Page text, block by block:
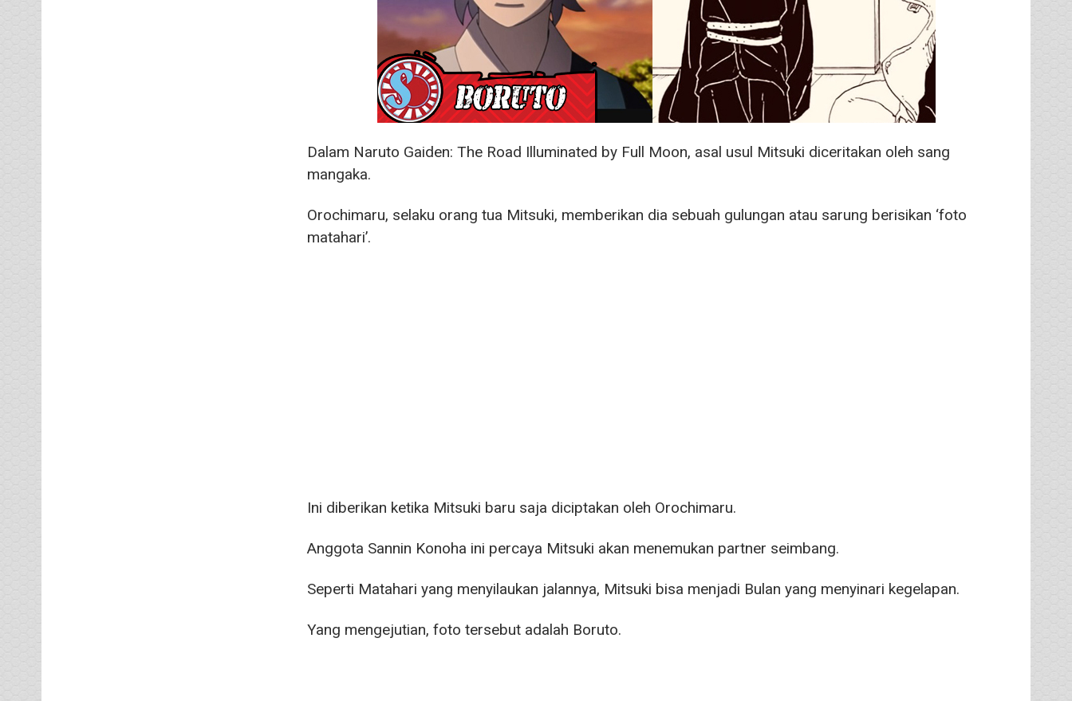
Dalam Naruto Gaiden: The Road Illuminated by Full Moon, asal usul Mitsuki diceritakan oleh sang
mangaka.
Orochimaru, selaku orang tua Mitsuki, memberikan dia sebuah gulungan atau sarung berisikan ‘foto
matahari’.
Ini diberikan ketika Mitsuki baru saja diciptakan oleh Orochimaru.
Anggota Sannin Konoha ini percaya Mitsuki akan menemukan partner seimbang.
Seperti Matahari yang menyilaukan jalannya, Mitsuki bisa menjadi Bulan yang menyinari kegelapan.
Yang mengejutian, foto tersebut adalah Boruto.